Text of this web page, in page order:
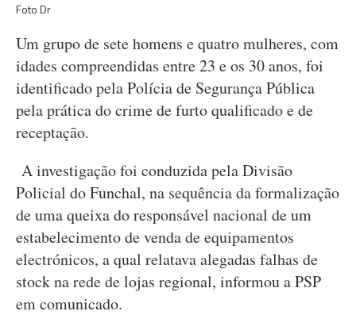
Foto Dr
Um grupo de sete homens e quatro mulheres, com
idades compreendidas entre 23 e os 30 anos, foi
identificado pela Polícia de Segurança Pública
pela prática do crime de furto qualificado e de
receptação.
A investigação foi conduzida pela Divisão
Policial do Funchal, na sequência da formalização
de uma queixa do responsável nacional de um
estabelecimento de venda de equipamentos
electrónicos, a qual relatava alegadas falhas de
stock na rede de lojas regional, informou a PSP
em comunicado.